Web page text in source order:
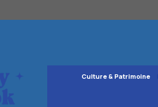
Culture & Patrimoine